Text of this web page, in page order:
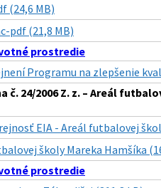
(24,6 MB)
pdf (21,8 MB)
prostredie
Programu na zlepšenie
č. 24/2006 Z. z. – Areál
EIA - Areál futbalovej
školy Mareka Hamšíka
prostredie